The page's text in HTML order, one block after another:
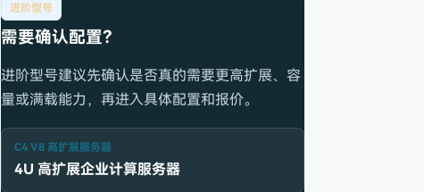
进阶型号
需要确认配置？
进阶型号建议先确认是否真的需要更高扩展、容
量或满载能力，再进入具体配置和报价。
C4 V8 高扩展服务器
4U 高扩展企业计算服务器